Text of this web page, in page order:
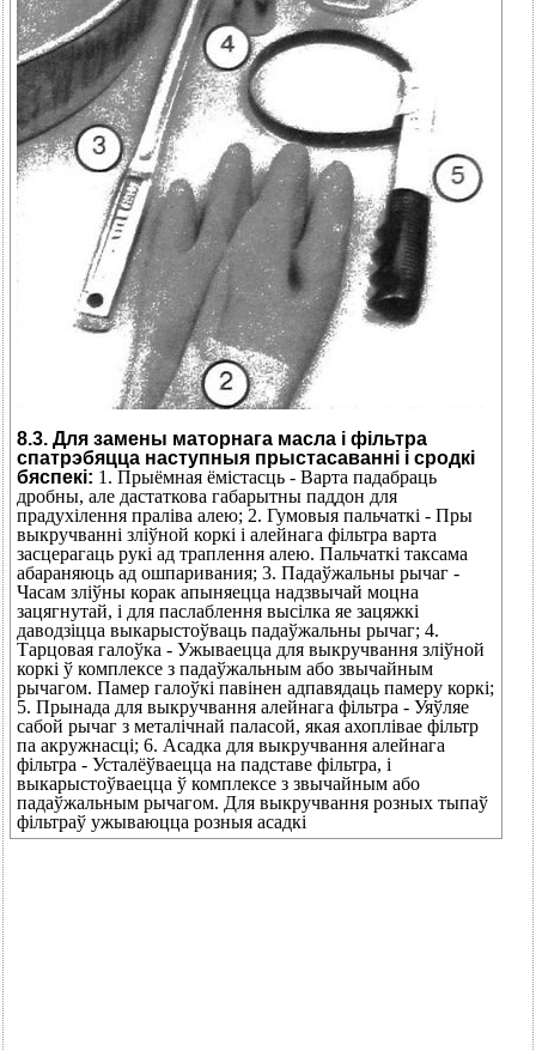
8.3. Для замены маторнага масла і фільтра
спатрэбяцца наступныя прыстасаванні і сродкі
бяспекі: 1. Прыёмная ёмістасць - Варта падабраць
дробны, але дастаткова габарытны паддон для
прадухілення праліва алею; 2. Гумовыя пальчаткі - Пры
выкручванні зліўной коркі і алейнага фільтра варта
засцерагаць рукі ад траплення алею. Пальчаткі таксама
абараняюць ад ошпаривания; 3. Падаўжальны рычаг -
Часам зліўны корак апыняецца надзвычай моцна
зацягнутай, і для паслаблення высілка яе зацяжкі
даводзіцца выкарыстоўваць падаўжальны рычаг; 4.
Тарцовая галоўка - Ужываецца для выкручвання зліўной
коркі ў комплексе з падаўжальным або звычайным
рычагом. Памер галоўкі павінен адпавядаць памеру коркі;
5. Прынада для выкручвання алейнага фільтра - Уяўляе
сабой рычаг з металічнай паласой, якая ахоплівае фільтр
па акружнасці; 6. Асадка для выкручвання алейнага
фільтра - Усталёўваецца на падставе фільтра, і
выкарыстоўваецца ў комплексе з звычайным або
падаўжальным рычагом. Для выкручвання розных тыпаў
фільтраў ужываюцца розныя асадкі